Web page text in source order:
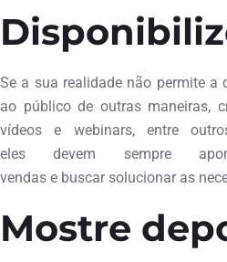
Se a sua realidade não permite a
ao público de outras maneiras,
vídeos e webinars, entre
eles devem sempre
vendas e buscar solucionar as
Mostre